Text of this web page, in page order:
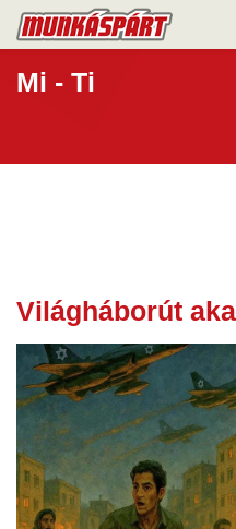
Mi - Ti
17 jún.
2025
Világháborút